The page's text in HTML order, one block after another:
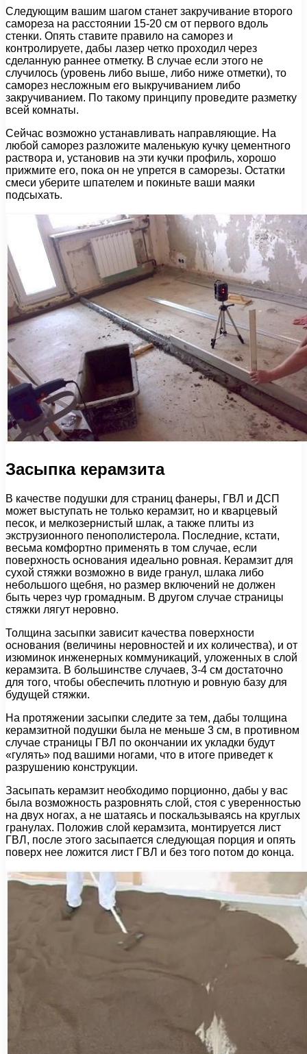
Следующим вашим шагом станет закручивание второго
самореза на расстоянии 15-20 см от первого вдоль
стенки. Опять ставите правило на саморез и
контролируете, дабы лазер четко проходил через
сделанную раннее отметку. В случае если этого не
случилось (уровень либо выше, либо ниже отметки), то
саморез несложным его выкручиванием либо
закручиванием. По такому принципу проведите разметку
всей комнаты.
Сейчас возможно устанавливать направляющие. На
любой саморез разложите маленькую кучку цементного
раствора и, установив на эти кучки профиль, хорошо
прижмите его, пока он не упрется в саморезы. Остатки
смеси уберите шпателем и покиньте ваши маяки
подсыхать.
Засыпка керамзита
В качестве подушки для страниц фанеры, ГВЛ и ДСП
может выступать не только керамзит, но и кварцевый
песок, и мелкозернистый шлак, а также плиты из
экструзионного пенополистерола. Последние, кстати,
весьма комфортно применять в том случае, если
поверхность основания идеально ровная. Керамзит для
сухой стяжки возможно в виде гранул, шлака либо
небольшого щебня, но размер включений не должен
быть через чур громадным. В другом случае страницы
стяжки лягут неровно.
Толщина засыпки зависит качества поверхности
основания (величины неровностей и их количества), и от
изюминок инженерных коммуникаций, уложенных в слой
керамзита. В большинстве случаев, 3-4 см достаточно
для того, чтобы обеспечить плотную и ровную базу для
будущей стяжки.
На протяжении засыпки следите за тем, дабы толщина
керамзитной подушки была не меньше 3 см, в противном
случае страницы ГВЛ по окончании их укладки будут
«гулять» под вашими ногами, что в итоге приведет к
разрушению конструкции.
Засыпать керамзит необходимо порционно, дабы у вас
была возможность разровнять слой, стоя с уверенностью
на двух ногах, а не шатаясь и поскальзываясь на круглых
гранулах. Положив слой керамзита, монтируется лист
ГВЛ, после этого засыпается следующая порция и опять
поверх нее ложится лист ГВЛ и без того потом до конца.